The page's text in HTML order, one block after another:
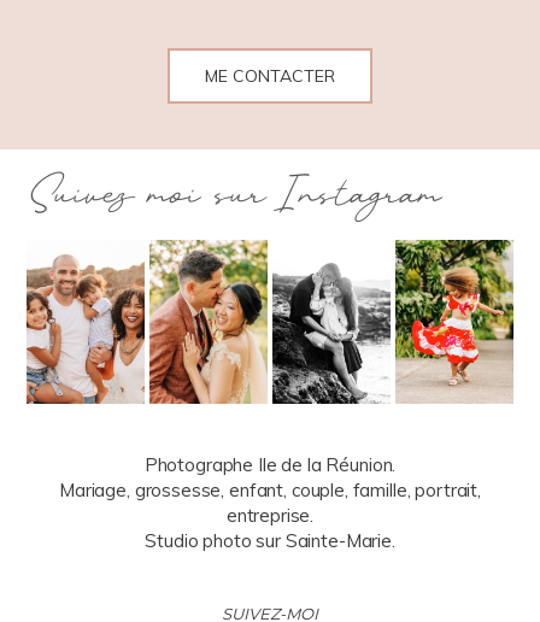
ME CONTACTER
Suivez moi sur Instagram
Photographe Ile de la Réunion.
Mariage, grossesse, enfant, couple, famille, portrait,
entreprise.
Studio photo sur Sainte-Marie.
SUIVEZ-MOI